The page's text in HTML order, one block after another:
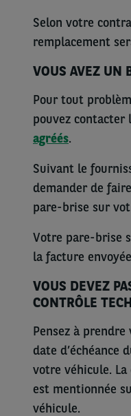
Selon votre
remplacement
VOUS AVEZ UN
Pour tout
pouvez contacter
agréés.
Suivant le
demander de
pare-brise sur
Votre pare-brise
la facture
VOUS DEVEZ
CONTRÔLE
Pensez à
date d’échéance
votre véhicule. La
est mentionnée
véhicule.